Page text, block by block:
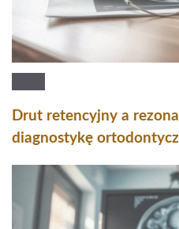
Drut retencyjny a
diagnostykę